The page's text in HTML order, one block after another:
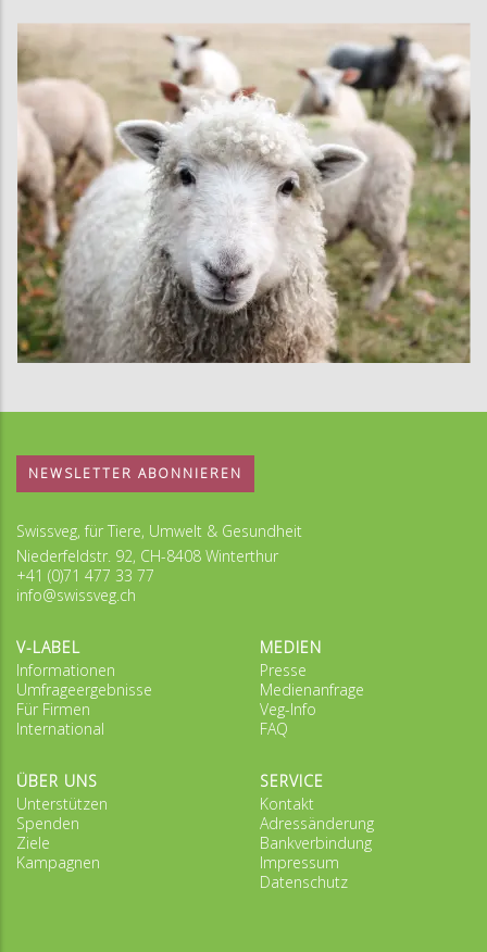
NEWSLETTER ABONNIEREN
Swissveg, für Tiere, Umwelt & Gesundheit
Niederfeldstr. 92, CH-8408 Winterthur
+41 (0)71 477 33 77
info@swissveg.ch
V-LABEL
Informationen
Umfrageergebnisse
Für Firmen
International
MEDIEN
Presse
Medienanfrage
Veg-Info
FAQ
ÜBER UNS
Unterstützen
Spenden
Ziele
Kampagnen
SERVICE
Kontakt
Adressänderung
Bankverbindung
Impressum
Datenschutz